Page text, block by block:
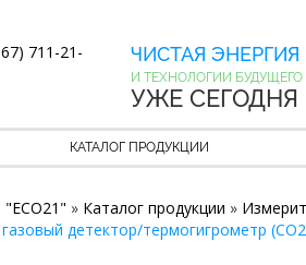
711-21-
ЧИСТАЯ ЭНЕРГИЯ
И ТЕХНОЛОГИИ БУДУЩЕГО
УЖЕ СЕГОДНЯ
КАТАЛОГ ПРОДУКЦИИ
» Каталог продукции »
детектор/термогигрометр